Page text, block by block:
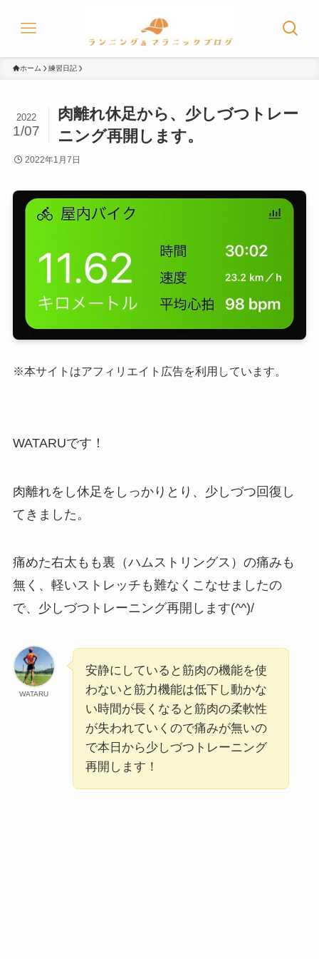
ホーム 練習日記
肉離れ休足から、少しづつトレー
ニング再開します。
2022
1/07
2022年1月7日
※本サイトはアフィリエイト広告を利用しています。
WATARUです！
肉離れをし休足をしっかりとり、少しづつ回復し
てきました。
痛めた右太もも裏（ハムストリングス）の痛みも
無く、軽いストレッチも難なくこなせましたの
で、少しづつトレーニング再開します(^^)/
WATARU
安静にしていると筋肉の機能を使
わないと筋力機能は低下し動かな
い時間が長くなると筋肉の柔軟性
が失われていくので痛みが無いの
で本日から少しづつトレーニング
再開します！